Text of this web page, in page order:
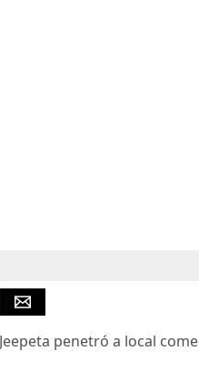
penetró a local